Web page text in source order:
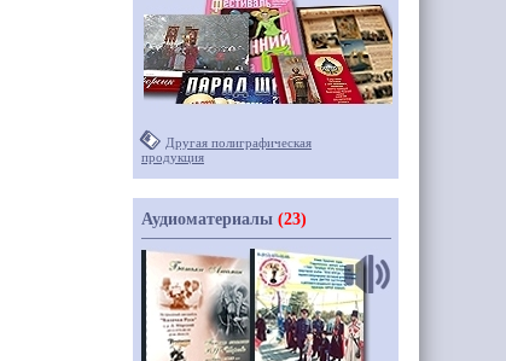
Другая полиграфическая
продукция
Аудиоматериалы (23)